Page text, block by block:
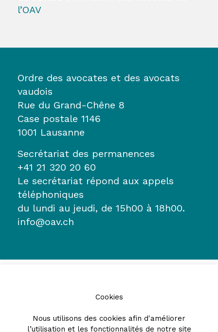
l’OAV
Ordre des avocates et des avocats
vaudois
Rue du Grand-Chêne 8
Case postale 1146
1001 Lausanne
Secrétariat des permanences
+41 21 320 20 60
Le secrétariat répond aux appels
téléphoniques
du lundi au jeudi, de 15h00 à 18h00.
info@oav.ch
Cookies
Nous utilisons des cookies afin d'améliorer
l’utilisation et les fonctionnalités de notre site